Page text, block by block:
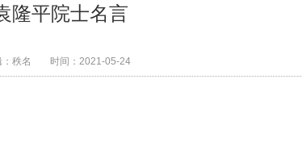
隆平院士名言
秩名 时间：2021-05-24